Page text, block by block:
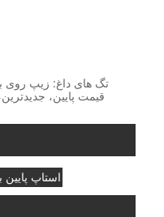
تگ های داغ: زیپ روی
قیمت پایین،
استاپ پایین